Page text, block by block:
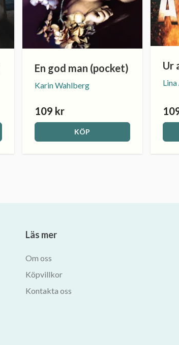
En god man (pocket)
Karin Wahlberg
109 kr
KÖP
Ur
Läs mer
Om oss
Köpvillkor
Kontakta oss